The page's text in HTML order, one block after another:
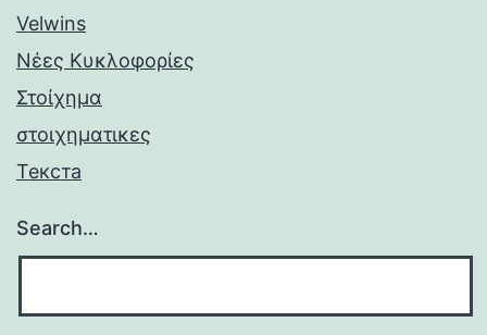
Velwins
Νέες Κυκλοφορίες
Στοίχημα
στοιχηματικες
Текста
Search…